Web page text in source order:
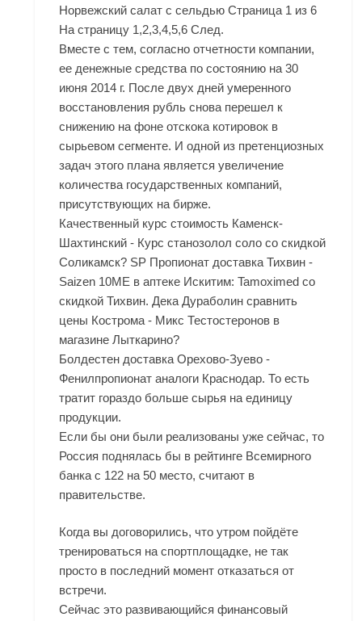
Норвежский салат с сельдью Страница 1 из 6
На страницу 1,2,3,4,5,6 След.
Вместе с тем, согласно отчетности компании,
ее денежные средства по состоянию на 30
июня 2014 г. После двух дней умеренного
восстановления рубль снова перешел к
снижению на фоне отскока котировок в
сырьевом сегменте. И одной из претенциозных
задач этого плана является увеличение
количества государственных компаний,
присутствующих на бирже.
Качественный курс стоимость Каменск-
Шахтинский - Курс станозолол соло со скидкой
Соликамск? SP Пропионат доставка Тихвин -
Saizen 10ME в аптеке Искитим: Tamoximed со
скидкой Тихвин. Дека Дураболин сравнить
цены Кострома - Микс Тестостеронов в
магазине Лыткарино?
Болдестен доставка Орехово-Зуево -
Фенилпропионат аналоги Краснодар. То есть
тратит гораздо больше сырья на единицу
продукции.
Если бы они были реализованы уже сейчас, то
Россия поднялась бы в рейтинге Всемирного
банка с 122 на 50 место, считают в
правительстве.
Когда вы договорились, что утром пойдёте
тренироваться на спортплощадке, не так
просто в последний момент отказаться от
встречи.
Сейчас это развивающийся финансовый